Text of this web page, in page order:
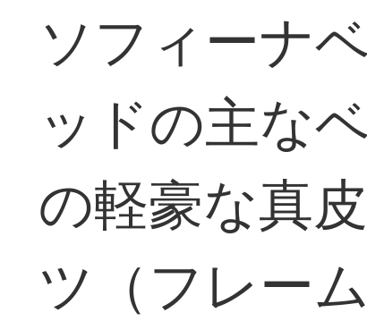
ソフィーナ
ッドの主な
の軽豪な真
ツ（フレー